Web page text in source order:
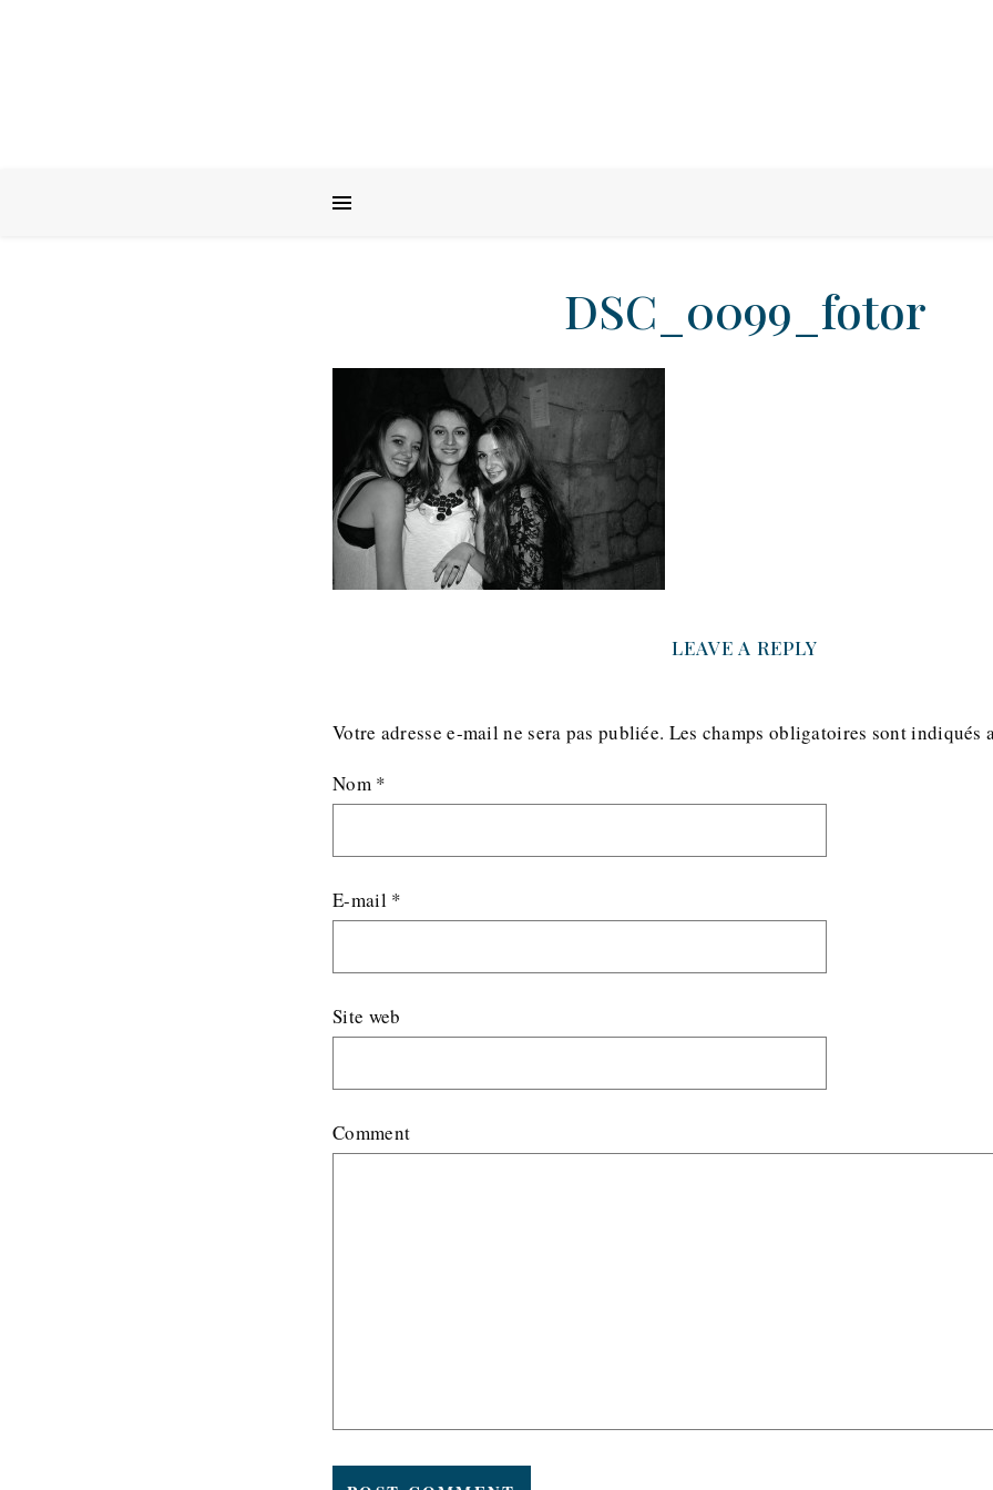
DSC_0099_fotor
LEAVE A REPLY
Votre adresse e-mail ne sera pas publiée. Les champs obligatoires sont indiqués
Nom *
E-mail *
Site web
Comment